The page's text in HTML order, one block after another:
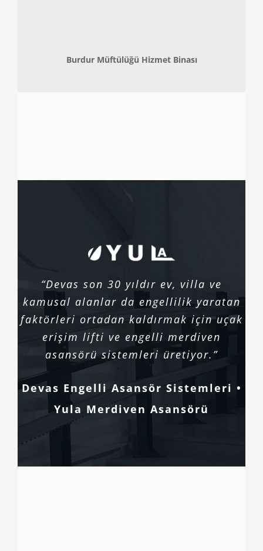
Burdur Müftülüğü Hizmet Binası
“Devas son 30 yıldır ev, villa ve
kamusal alanlar da engellilik yaratan
faktörleri ortadan kaldırmak için uçak
erişim lifti ve engelli merdiven
asansörü sistemleri üretiyor.”
Devas Engelli Asansör Sistemleri •
Yula Merdiven Asansörü